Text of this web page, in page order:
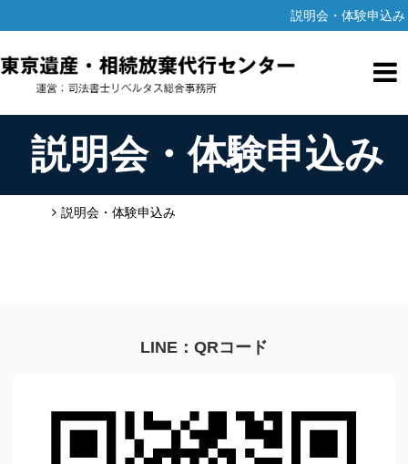
説明会・体験申込み
説明会・体験申込み
説明会・体験申込み
LINE：QRコード